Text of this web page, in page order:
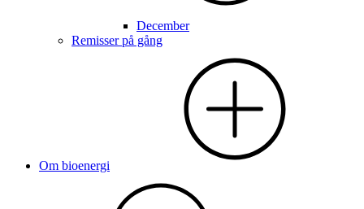
December
Remisser på gång
Om bioenergi